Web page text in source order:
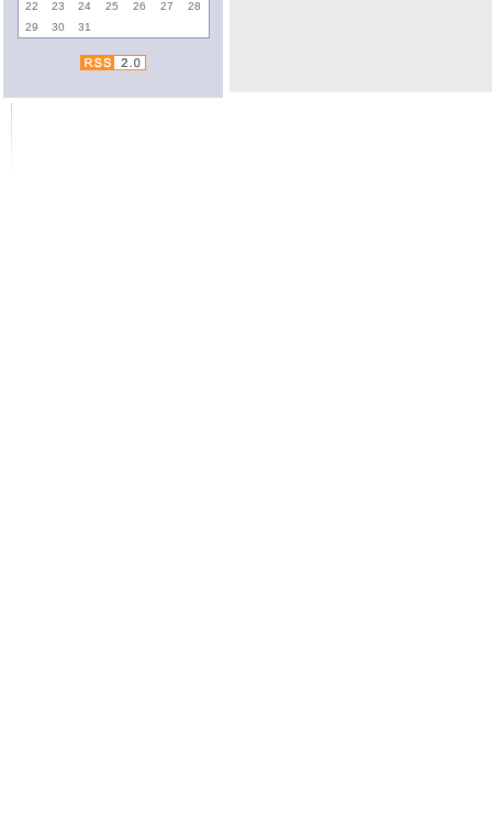
22
23 24 25 26 27
28
29
30 31